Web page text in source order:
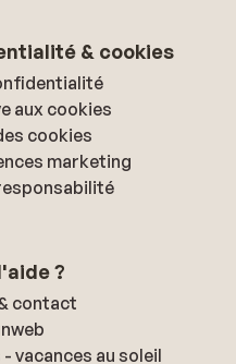
& cookies
aux cookies
cookies
marketing
?
contact
vacances au soleil